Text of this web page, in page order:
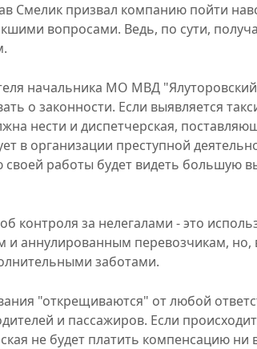
Смелик призвал компанию пойти
вопросами. Ведь, по сути,
начальника МО МВД
о законности. Если выявляется
нести и диспетчерская,
в организации преступной
работы будет видеть большую
контроля за нелегалами - это
и аннулированным перевозчикам, но,
заботами.
"открещиваются" от любой
и пассажиров. Если
не будет платить компенсацию